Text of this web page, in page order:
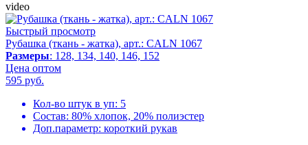
video
Быстрый просмотр
Рубашка (ткань - жатка), арт.: CALN 1067
Размеры: 128, 134, 140, 146, 152
Цена оптом
595 руб.
Кол-во штук в уп: 5
Состав: 80% хлопок, 20% полиэстер
Доп.параметр: короткий рукав